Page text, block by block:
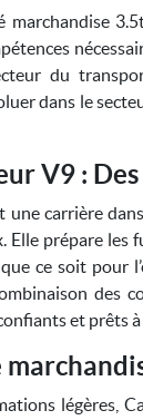
marchandise
du
dans le
V9 :
une carrière
Elle prépare les
ce soit pour
des
et prêts
légères,